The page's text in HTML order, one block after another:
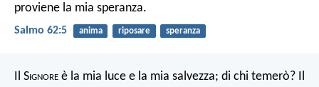
proviene la mia speranza.
Salmo 62:5 anima riposare speranza
Il Signore è la mia luce e la mia salvezza; di chi temerò? Il